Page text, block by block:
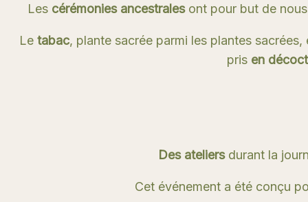
Les cérémonies ancestralesont pour but de nous
Le tabac, plante sacrée parmi les plantes
pris en
Des ateliersdurant la
Cet événement a été conçu